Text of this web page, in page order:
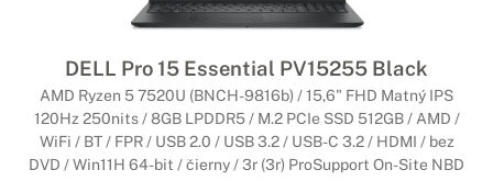
Notebooky Dell Latitude
Najbezpečnejšie komerčné notebooky
Dell Latitude sú najpraktickejšie komerčné notebooky, ktoré
umožnia vašim zamestnancom pracovať spoľahlivo a
produktívne. S dizajnom od malého a ľahkého až po naozaj
odolný dokáže notebook Latitude zabezpečiť vašim
DELL Pro 15 Essential PV15255 Black
AMD Ryzen 5 7520U (BNCH-9816b) / 15,6" FHD Matný IPS
120Hz 250nits / 8GB LPDDR5 / M.2 PCIe SSD 512GB / AMD /
WiFi / BT / FPR / USB 2.0 / USB 3.2 / USB-C 3.2 / HDMI / bez
DVD / Win11H 64-bit / čierny / 3r (3r) ProSupport On-Site NBD